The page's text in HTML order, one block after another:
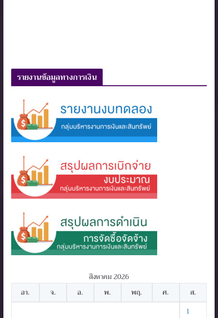
รายงานข้อมูลทางการเงิน
สิงหาคม 2026
อา.
จ. อ. พ. พฤ. ศ.
ส.
1